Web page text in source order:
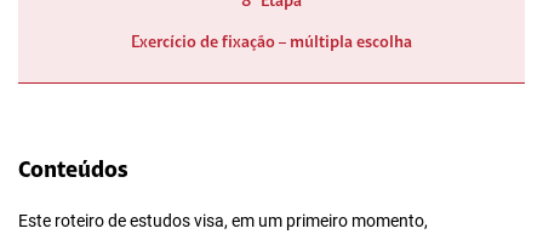
Exercício de fixação – múltipla escolha
Conteúdos
Este roteiro de estudos visa, em um primeiro momento,